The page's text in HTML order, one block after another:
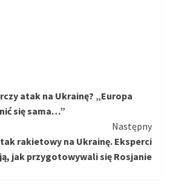
atak na Ukrainę? „Europa
się sama…”
Następny
rakietowy na Ukrainę. Eksperci
jak przygotowywali się Rosjanie